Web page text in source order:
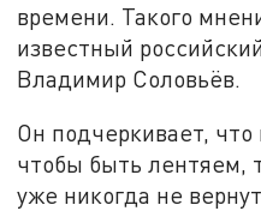
времени. Такого
известный
Владимир Соловьёв.
Он подчеркивает,
чтобы быть лентяем,
уже никогда не